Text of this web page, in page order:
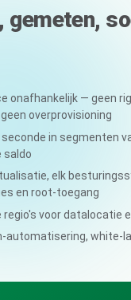
gemeten,
onafhankelijk — geen
overprovisioning
in segmenten
saldo
elk
en root-toegang
regio's voor datalocatie
automatisering, white-